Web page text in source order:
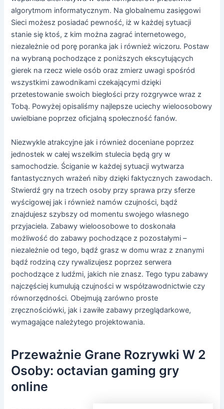
algorytmom informatycznym. Na globalnemu zasięgowi
Sieci możesz posiadać pewność, iż w każdej sytuacji
stanie się ktoś, z kim można zagrać internetowego,
niezależnie od porę poranka jak i również wiczoru. Postaw
na wybraną pochodzące z poniższych ekscytujących
gierek na rzecz wiele osób oraz zmierz uwagi spośród
wszystkimi zawodnikami czekającymi dzięki
przetestowanie swoich biegłości przy rozgrywce wraz z
Tobą. Powyżej opisaliśmy najlepsze uciechy wieloosobowy
uwielbiane poprzez oficjalną społeczność fanów.
Niezwykle atrakcyjne jak i również doceniane poprzez
jednostek w całej wszelkim stulecia będą gry w
samochodzie. Ściganie w każdej sytuacji wytwarza
fantastycznych wrażeń niby dzięki faktycznych zawodach.
Stwierdź gry na trzech osoby przy sprawa przy sferze
wyścigowej jak i również namów czujności, bądź
znajdujesz szybszy od momentu swojego własnego
przyjaciela. Zabawy wieloosobowe to doskonała
możliwość do zabawy pochodzące z pozostałymi –
niezależnie od tego, bądź grasz w domu wraz z znanymi
bądź rodziną czy rywalizujesz poprzez serwera
pochodzące z ludźmi, jakich nie znasz. Tego typu zabawy
najczęściej kumulują czujności w współzawodnictwie czy
równorzędności. Obejmują zarówno proste
zręcznościówki, jak i zawiłe zabawy przeglądarkowe,
wymagające należytego projektowania.
Przeważnie Grane Rozrywki W 2
Osoby: octavian gaming gry
online